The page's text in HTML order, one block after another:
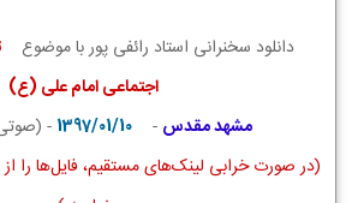
دانلود سخنرانی استاد رائفی پور با موضوع
اجتماعی امام علی (ع)
مشهد مقدس -
1397/01/10
-
(در صورت خرابی لینک‌های مستقیم، فایل‌ها را